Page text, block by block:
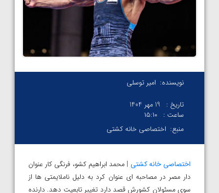
نویسنده: امیر توسلی
تاریخ :
19 مهر 1404
ساعت :
۱۵:۱۰
منبع: اختصاصی خانه کشتی
اختصاصی خانه کشتی | محمد ابراهیم کشو، فرنگی کار عنوان
دار مصر در مصاحبه ای عنوان کرد به دلیل ناملایمتی ها از
سوی مسئولان کشورش قصد دارد تغییر تابعیت دهد. دارنده